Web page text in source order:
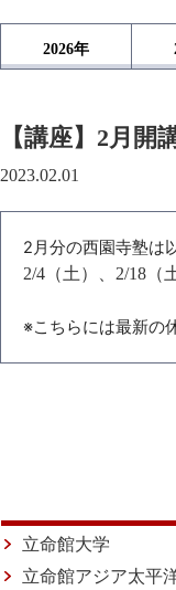
2026年
【講座】2月開
2023.02.01
2月分の西園寺塾は
2/4（土）、2/18（
※こちらには最新の
立命館大学
立命館アジア太平